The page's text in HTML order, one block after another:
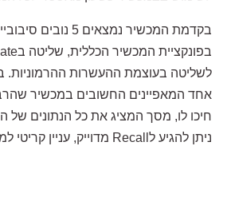
בקדמת המכשיר נמצאים 5
לשליטה בעוצמת ההעשרות ההרמוניות.
אחד המאפיינים החשובים במכשיר
חיכו לו, מסך המציג את כל הנתונים של
ניתן להגיע לRecall מדוייק, עניין קריטי למיקס ומאסטר.